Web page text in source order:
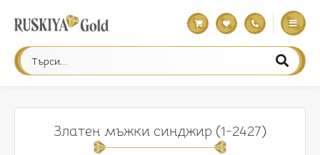
Златен мъжки синджир (1-2427)